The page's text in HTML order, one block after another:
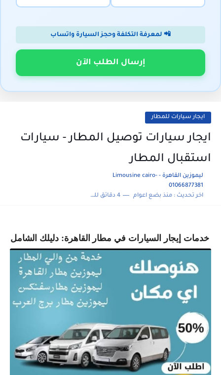
📲 لمعرفة التكلفة وحجز السيارة واتساب
إرسال الطلب الآن
ايجار سيارات للمطار
ايجار سيارات توصيل المطار - سيارات
استقبال المطار
ليموزين القاهرة - Limousine cairo-
01066877381
اخر تحديث :منذ بضع اعوام 4 دقائق للقراءة
خدمات إيجار السيارات في مطار القاهرة: دليلك الشامل